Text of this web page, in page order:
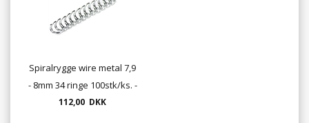
Spiralrygge wire metal 7,9
- 8mm 34 ringe 100stk/ks. -
sort , hvid, rød, blå og sølv
112,00 DKK